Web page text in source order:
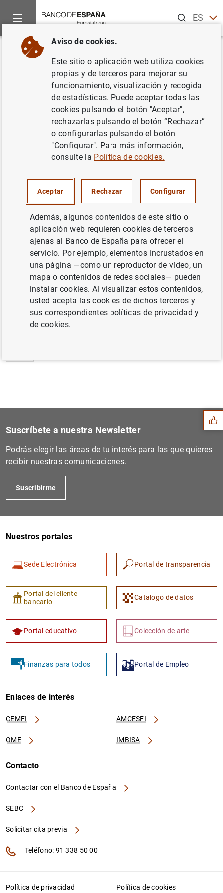
ESEN
Inicio Noticias y eventos
Volver
Estadísticas de emisiones de
valores de la zona del euro: julio
de 2021
SITUACIÓN ECONÓMICA
ESPAÑA
Estadísticas de emisiones de valores de la
zona del euro: julio de 2021 (215
KB
Siguiente
Estado financiero consolida...
Sugerencias
1 2
Suscríbete a nuestra Newsletter
Podrás elegir las áreas de tu interés para las que quieres
recibir nuestras comunicaciones.
Suscribirme
Nuestros portales
Sede Electrónica Portal de transparencia
Portal del cliente
bancario
Catálogo de datos
Portal educativo Colección de arte
Finanzas para todos Portal de Empleo
Enlaces de interés
CEMFI AMCESFI
OME IMBISA
Contacto
Contactar con el Banco de España
SEBC
Solicitar cita previa
Teléfono: 91 338 50 00
Política de privacidad Política de cookies
Aviso de cookies.
Este sitio o aplicación web utiliza cookies
propias y de terceros para mejorar su
funcionamiento, visualización y recogida
de estadísticas. Puede aceptar todas las
cookies pulsando el botón "Aceptar",
rechazarlas pulsando el botón “Rechazar”
o configurarlas pulsando el botón
"Configurar". Para más información,
consulte la Política de cookies.
Aceptar Rechazar Configurar
Además, algunos contenidos de este sitio o
aplicación web requieren cookies de terceros
ajenas al Banco de España para ofrecer el
servicio. Por ejemplo, elementos incrustados en
una página —como un reproductor de vídeo, un
mapa o contenidos de redes sociales— pueden
instalar cookies. Al visualizar estos contenidos,
usted acepta las cookies de dichos terceros y
sus correspondientes políticas de privacidad y
de cookies.